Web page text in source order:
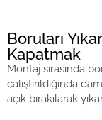
Boruları
Kapatmak
Montaj sırasında
çalıştırıldığında
açık bırakılarak